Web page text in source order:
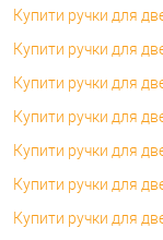
Купити ручки для
Купити ручки для
Купити ручки для
Купити ручки для
Купити ручки для
Купити ручки для
Купити ручки для